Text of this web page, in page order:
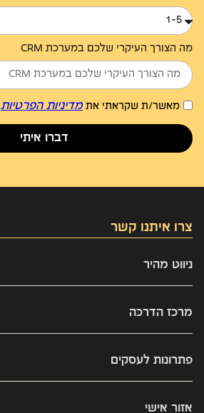
מה הצורך העיקרי שלכם במערכת CRM
מאשר/ת שקראתי אתמדיניות הפרטיות
דברו איתי
צרו איתנו קשר
ניווט מהיר
מרכז ההדרכה
מרכז הדרכה
פתרונות לעסקים
אזור אישי